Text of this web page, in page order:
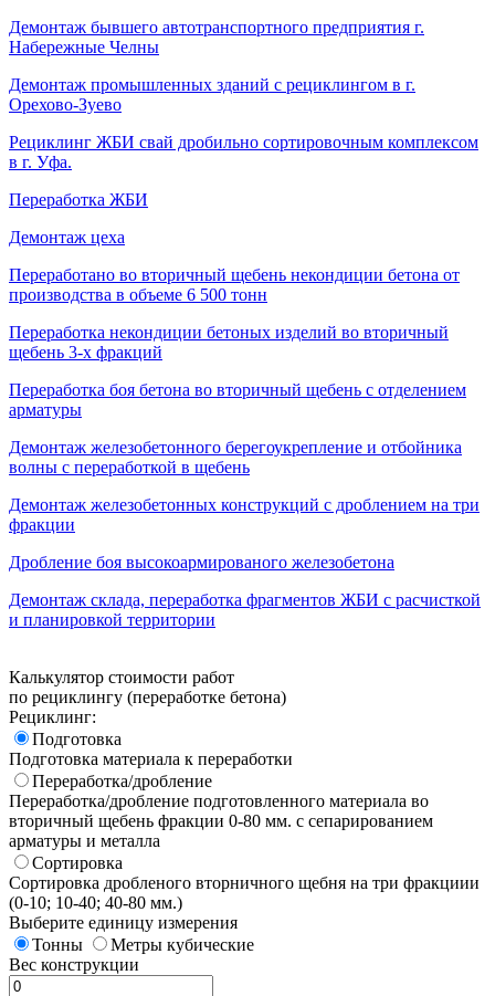
Демонтаж бывшего автотранспортного предприятия г.
Набережные Челны
Демонтаж промышленных зданий с рециклингом в г.
Орехово-Зуево
Рециклинг ЖБИ свай дробильно сортировочным комплексом
в г. Уфа.
Переработка ЖБИ
Демонтаж цеха
Переработано во вторичный щебень некондиции бетона от
производства в объеме 6 500 тонн
Переработка некондиции бетоных изделий во вторичный
щебень 3-х фракций
Переработка боя бетона во вторичный щебень с отделением
арматуры
Демонтаж железобетонного берегоукрепление и отбойника
волны с переработкой в щебень
Демонтаж железобетонных конструкций с дроблением на три
фракции
Дробление боя высокоармированого железобетона
Демонтаж склада, переработка фрагментов ЖБИ с расчисткой
и планировкой территории
Калькулятор стоимости работ
по рециклингу (переработке бетона)
Рециклинг:
Подготовка
Подготовка материала к переработки
Переработка/дробление
Переработка/дробление подготовленного материала во
вторичный щебень фракции 0-80 мм. с сепарированием
арматуры и металла
Сортировка
Сортировка дробленого вторничного щебня на три фракциии
(0-10; 10-40; 40-80 мм.)
Выберите единицу измерения
Тонны
Метры кубические
Вес конструкции